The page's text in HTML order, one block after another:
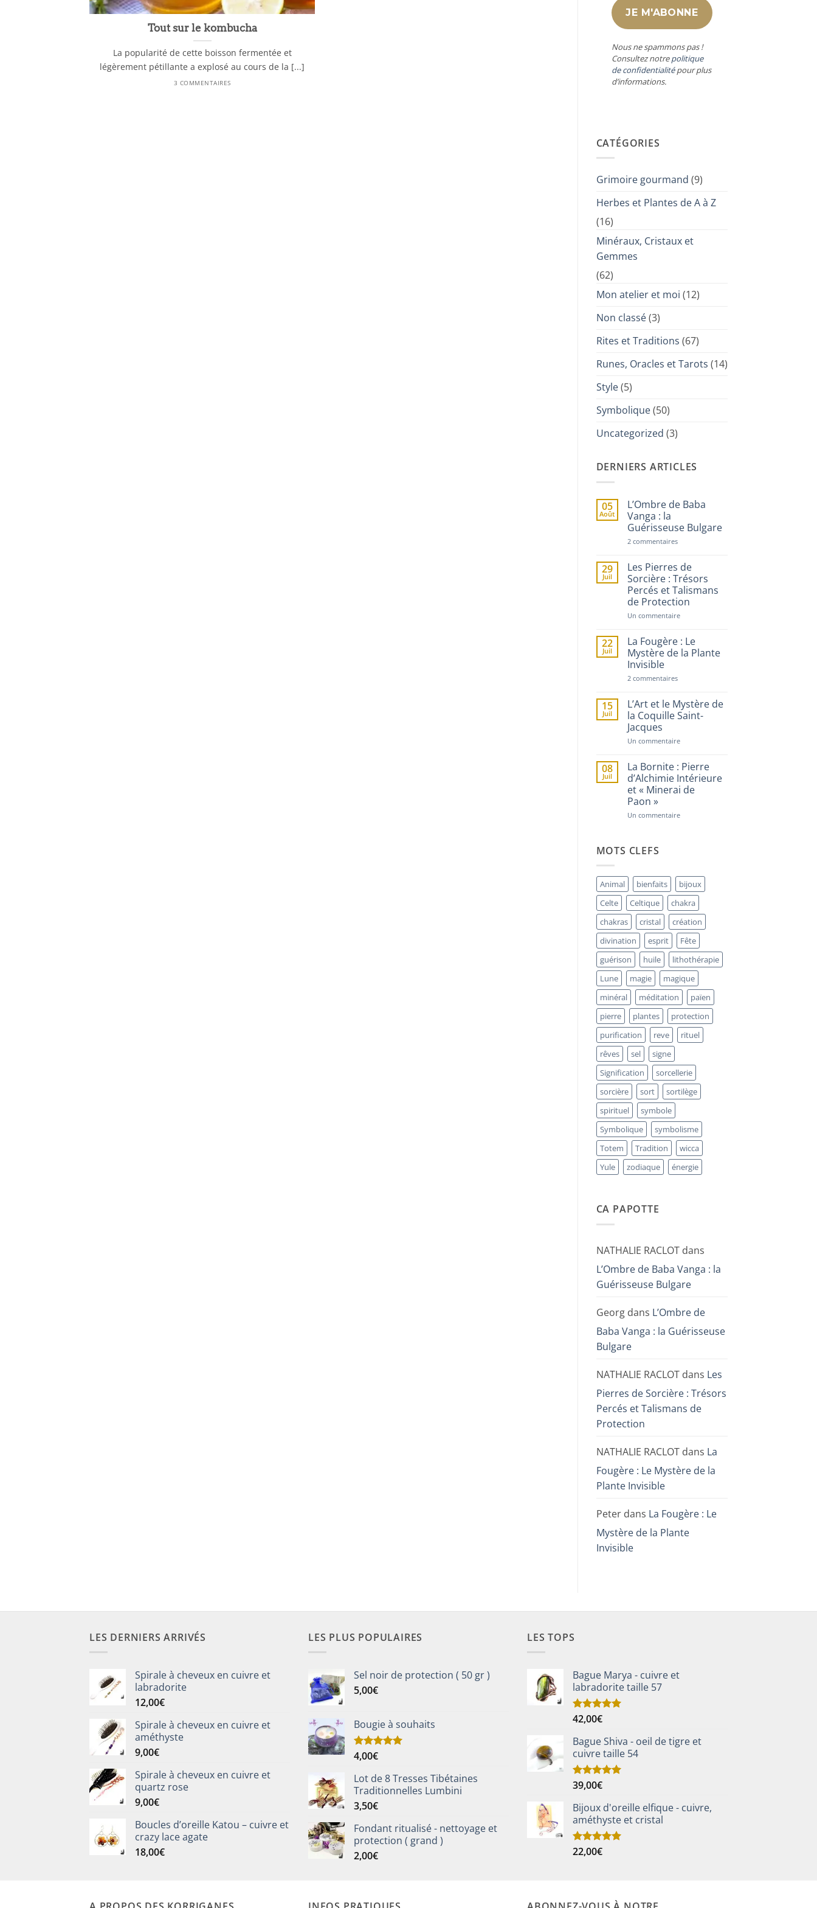
Tout sur le kombucha
La popularité de cette boisson fermentée et
légèrement pétillante a explosé au cours de la [...]
3 COMMENTAIRES
Nous ne spammons pas !
Consultez notrepolitique
de confidentialitépour plus
d’informations.
CATÉGORIES
Grimoire gourmand (9)
Herbes et Plantes de A à Z
(16)
Minéraux, Cristaux et
Gemmes
(62)
Mon atelier et moi (12)
Non classé(3)
Rites et Traditions (67)
Runes, Oracles et Tarots (14)
Style(5)
Symbolique(50)
Uncategorized (3)
DERNIERS ARTICLES
05
Août
L’Ombre de Baba
Vanga : la
Guérisseuse Bulgare
2 commentairessur
Baba
Vanga
la
Guérisseuse
Bulgare
29
Juil
Les Pierres de
Sorcière : Trésors
Percés et Talismans
de Protection
Un commentairesur
de
Sorcière
Protection
22
Juil
La Fougère : Le
Mystère de la Plante
Invisible
2 commentairessur
:
Le
Mystère
Plante
15
Juil
L’Art et le Mystère de
la Coquille Saint-
Jacques
Un commentairesur
le
Mystère
de
la
Coquille
08
Juil
La Bornite : Pierre
d’Alchimie Intérieure
et « Minerai de
Paon »
Un commentairesur
« Minerai
de
Paon »
MOTS CLEFS
Animal bienfaits
bijoux
Celte
Celtique
chakra
chakras
cristal
création
divination
esprit
Fête
guérison
huile
lithothérapie
Lune
magie
magique
minéral
méditation
païen
pierre
plantes
protection
purification
reve
rituel
rêves
sel
signe
Signification
sorcellerie
sorcière
sort
sortilège
spirituel
symbole
Symbolique
symbolisme
Totem
Tradition
wicca
Yule
zodiaque énergie
CA PAPOTTE
NATHALIE RACLOTdans
L’Ombre de Baba Vanga : la
Guérisseuse Bulgare
Georgdans L’Ombre de
Baba Vanga : la Guérisseuse
Bulgare
NATHALIE RACLOTdans Les
Pierres de Sorcière : Trésors
Percés et Talismans de
Protection
NATHALIE RACLOTdans La
Fougère : Le Mystère de la
Plante Invisible
Peterdans La Fougère : Le
Mystère de la Plante
Invisible
LES DERNIERS ARRIVÉS
Spirale à cheveux en cuivre et
labradorite
12,00€
Spirale à cheveux en cuivre et
améthyste
9,00€
Spirale à cheveux en cuivre et
quartz rose
9,00€
Boucles d’oreille Katou – cuivre et
crazy lace agate
18,00€
LES PLUS POPULAIRES
Sel noir de protection ( 50 gr )
5,00€
Bougie à souhaits
Note5.00
4,00€
Lot de 8 Tresses Tibétaines
Traditionnelles Lumbini
3,50€
Fondant ritualisé - nettoyage et
protection ( grand )
2,00€
LES TOPS
Bague Marya - cuivre et
labradorite taille 57
Note5.00
42,00€
Bague Shiva - oeil de tigre et
cuivre taille 54
Note5.00
39,00€
Bijoux d'oreille elfique - cuivre,
améthyste et cristal
Note5.00
22,00€